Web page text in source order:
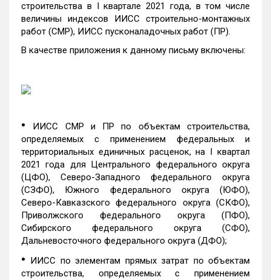
строительства в I квартале 2021 года, в том числе
величины индексов ИИСС строительно-монтажных
работ (СМР), ИИСС пусконаладочных работ (ПР).
В качестве приложения к данному письму включены:
•
ИИСС СМР и ПР по объектам строительства,
определяемых с применением федеральных и
территориальных единичных расценок, на I квартал
2021 года для Центрального федерального округа
(ЦФО), Северо-Западного федерального округа
(СЗФО), Южного федерального округа (ЮФО),
Северо-Кавказского федерального округа (СКФО),
Приволжского федерального округа (ПФО),
Сибирского федерального округа (СФО),
Дальневосточного федерального округа (ДФО);
• ИИСС по элементам прямых затрат по объектам
строительства, определяемых с применением